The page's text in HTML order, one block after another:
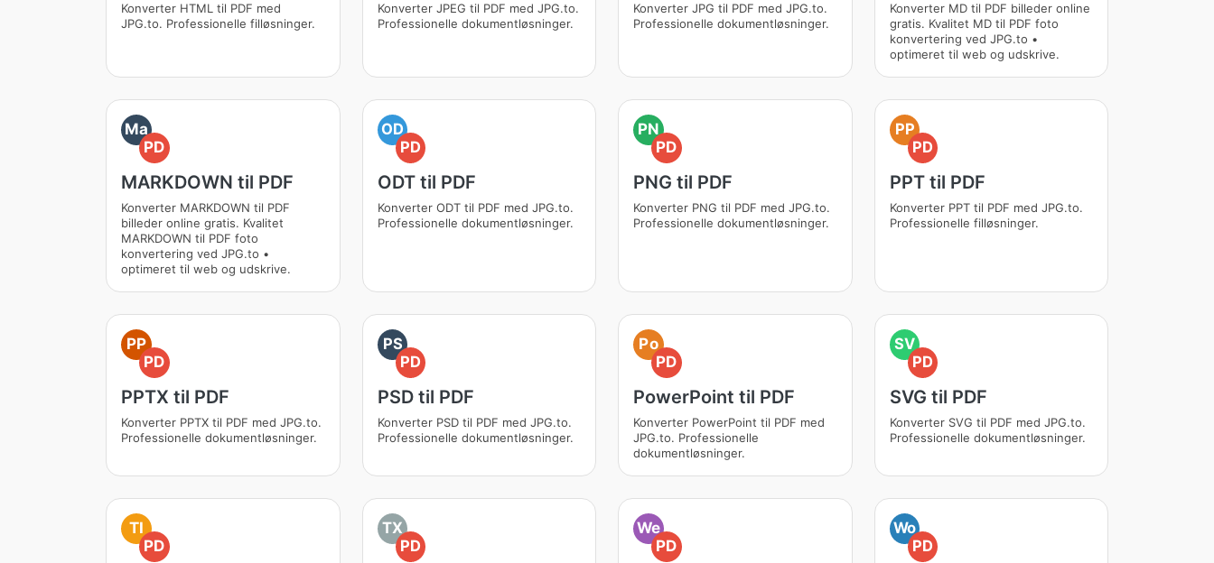
Konverter HTML til PDF med
JPG.to. Professionelle filløsninger.
Konverter JPEG til PDF med JPG.to.
Professionelle dokumentløsninger.
Konverter JPG til PDF med JPG.to.
Professionelle dokumentløsninger.
Konverter MD til PDF billeder online
gratis. Kvalitet MD til PDF foto
konvertering ved JPG.to •
optimeret til web og udskrive.
Ma
PD
MARKDOWN til PDF
Konverter MARKDOWN til PDF
billeder online gratis. Kvalitet
MARKDOWN til PDF foto
konvertering ved JPG.to •
optimeret til web og udskrive.
OD
PD
ODT til PDF
Konverter ODT til PDF med JPG.to.
Professionelle dokumentløsninger.
PN
PD
PNG til PDF
Konverter PNG til PDF med JPG.to.
Professionelle dokumentløsninger.
PP
PD
PPT til PDF
Konverter PPT til PDF med JPG.to.
Professionelle filløsninger.
PP
PD
PPTX til PDF
Konverter PPTX til PDF med JPG.to.
Professionelle dokumentløsninger.
PS
PD
PSD til PDF
Konverter PSD til PDF med JPG.to.
Professionelle dokumentløsninger.
Po
PD
PowerPoint til PDF
Konverter PowerPoint til PDF med
JPG.to. Professionelle
dokumentløsninger.
SV
PD
SVG til PDF
Konverter SVG til PDF med JPG.to.
Professionelle dokumentløsninger.
TI
PD
TX
PD
We
PD
Wo
PD